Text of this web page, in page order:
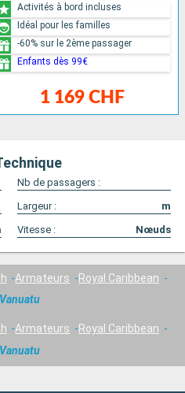
1 169 CHF
Activités à bord incluses
Idéal pour les familles
-60% sur le 2ème passager
Enfants dès 99€
Nb de passagers :
Largeur :
m
Vitesse : Nœuds
Armateurs
Royal Caribbean
Armateurs
Royal Caribbean